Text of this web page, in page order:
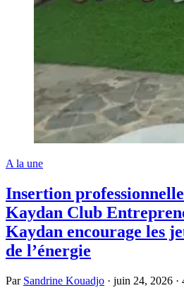
A la une
Insertion
Kaydan Club
Kaydan encourage les
de l’énergie
Par Sandrine Kouadjo · juin 24, 2026 ·